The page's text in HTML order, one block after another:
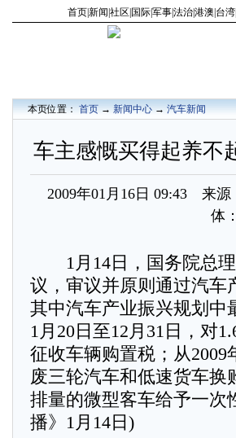
首页新闻 社区 国际军事法治港澳 台湾
本页位置：首页→新闻中心→汽车新闻
车主感慨买得起养不
2009年01月16日 09:43 来
体：
1月14日，国务院总理
议，审议并原则通过汽车
其中汽车产业振兴规划中
1月20日至12月31日，对
征收车辆购置税；从2009
废三轮汽车和低速货车换
排量的微型客车给予一次
播》1月14日)